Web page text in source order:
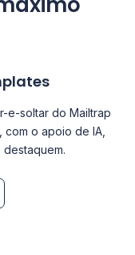
e-soltar do Mailtrap
o apoio de IA,
destaquem.